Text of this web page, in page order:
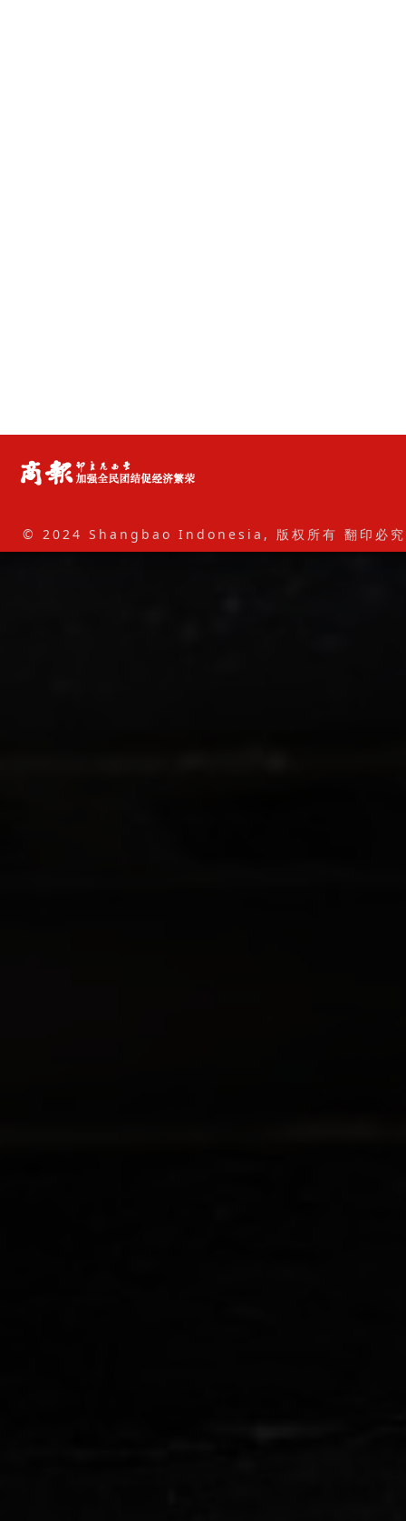
© 2024 Shangbao Indonesia, 版权所有 翻印必